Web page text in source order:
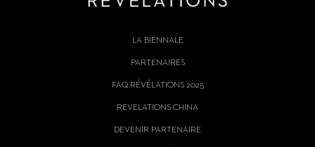
LA BIENNALE
PARTENAIRES
FAQ RÉVÉLATIONS 2025
REVELATIONS CHINA
DEVENIR PARTENAIRE